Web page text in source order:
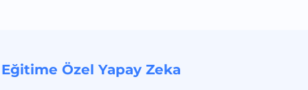
Eğitime Özel Yapay Zeka